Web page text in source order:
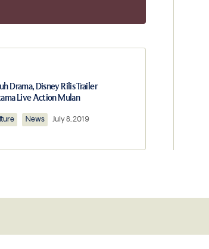
Drama, Disney Rilis Trailer
Live Action Mulan
News July 8, 2019